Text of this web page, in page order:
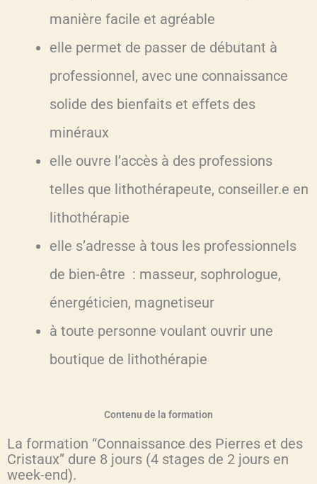
manière facile et agréable
elle permet de passer de débutant à
professionnel, avec une connaissance
solide des bienfaits et effets des
minéraux
elle ouvre l’accès à des professions
telles que lithothérapeute, conseiller.e en
lithothérapie
elle s’adresse à tous les professionnels
de bien-être : masseur, sophrologue,
énergéticien, magnetiseur
à toute personne voulant ouvrir une
boutique de lithothérapie
Contenu de la formation
La formation “Connaissance des Pierres et des
Cristaux” dure 8 jours (4 stages de 2 jours en
week-end).